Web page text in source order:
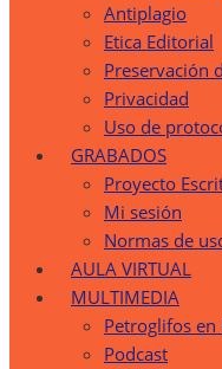
Antiplagio
Etica Editorial
Preservación
Privacidad
Uso de
GRABADOS
Proyecto
Mi sesión
Normas de
AULA VIRTUAL
MULTIMEDIA
Petroglifos en
Podcast